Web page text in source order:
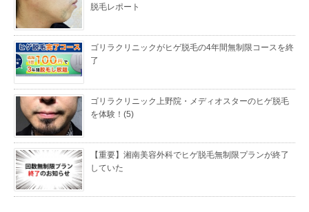
脱毛レポート
ゴリラクリニックがヒゲ脱毛の4年間無制限コースを終
了
ゴリラクリニック上野院・メディオスターのヒゲ脱毛
を体験！(5)
【重要】湘南美容外科でヒゲ脱毛無制限プランが終了
していた